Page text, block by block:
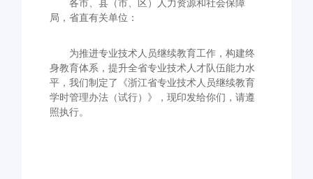
各市、县（市、区）人力资源和社会保障
局，省直有关单位：
为推进专业技术人员继续教育工作，构建终
身教育体系，提升全省专业技术人才队伍能力水
平，我们制定了《浙江省专业技术人员继续教育
学时管理办法（试行）》，现印发给你们，请遵
照执行。